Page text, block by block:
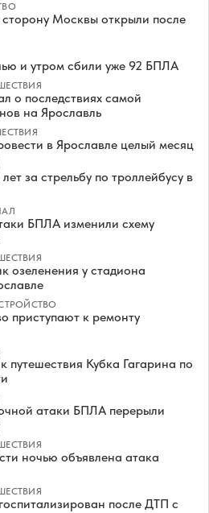
Москвы открыли после
и утром сбили уже 92 БПЛА
о последствиях самой
на Ярославль
в Ярославле целый месяц
за стрельбу по троллейбусу в
БПЛА изменили схему
озеленения у стадиона
приступают к ремонту
Кубка Гагарина по
атаки БПЛА перерыли
ночью объявлена атака
после ДТП с